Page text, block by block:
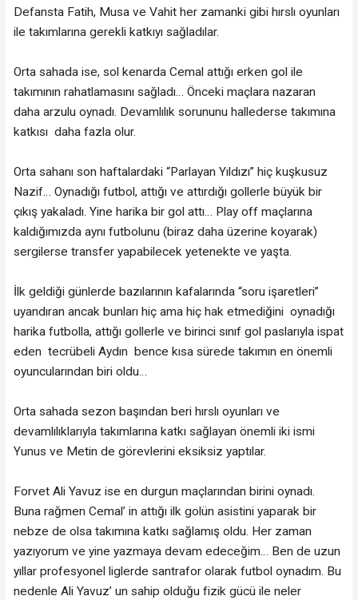
Defansta Fatih, Musa ve Vahit her zamanki gibi hırslı oyunları
ile takımlarına gerekli katkıyı sağladılar.
Orta sahada ise, sol kenarda Cemal attığı erken gol ile
takımının rahatlamasını sağladı… Önceki maçlara nazaran
daha arzulu oynadı. Devamlılık sorununu hallederse takımına
katkısı daha fazla olur.
Orta sahanı son haftalardaki “Parlayan Yıldızı” hiç kuşkusuz
Nazif… Oynadığı futbol, attığı ve attırdığı gollerle büyük bir
çıkış yakaladı. Yine harika bir gol attı… Play off maçlarına
kaldığımızda aynı futbolunu (biraz daha üzerine koyarak)
sergilerse transfer yapabilecek yetenekte ve yaşta.
İlk geldiği günlerde bazılarının kafalarında “soru işaretleri”
uyandıran ancak bunları hiç ama hiç hak etmediğini oynadığı
harika futbolla, attığı gollerle ve birinci sınıf gol paslarıyla ispat
eden tecrübeli Aydın bence kısa sürede takımın en önemli
oyuncularından biri oldu…
Orta sahada sezon başından beri hırslı oyunları ve
devamlılıklarıyla takımlarına katkı sağlayan önemli iki ismi
Yunus ve Metin de görevlerini eksiksiz yaptılar.
Forvet Ali Yavuz ise en durgun maçlarından birini oynadı.
Buna rağmen Cemal’ in attığı ilk golün asistini yaparak bir
nebze de olsa takımına katkı sağlamış oldu. Her zaman
yazıyorum ve yine yazmaya devam edeceğim… Ben de uzun
yıllar profesyonel liglerde santrafor olarak futbol oynadım. Bu
nedenle Ali Yavuz’ un sahip olduğu fizik gücü ile neler